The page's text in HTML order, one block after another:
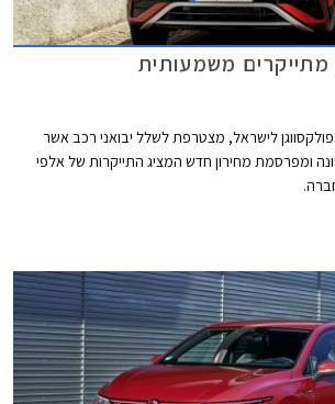
מתייקרים משמעותית
פולקסווגן לישראל, מצטרפת לשלל יבואני רכב אשר
ומפרסמת מחירון חדש המציג התייקרות של אלפי